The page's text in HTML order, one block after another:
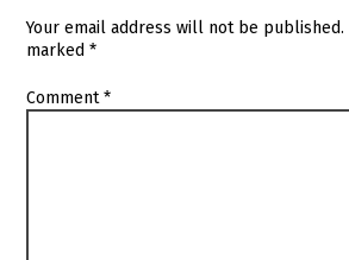
Your email address will not be published.
marked*
Comment*